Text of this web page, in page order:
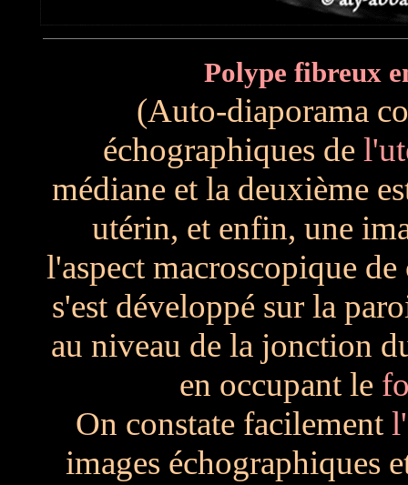
Polype fibreux
(Auto-diaporama
échographiques de
médiane et la deuxième
utérin, et enfin, une
l'aspect macroscopique
s'est développé sur la
au niveau de la jonction
en occupant le
On constate facilement
images échographiques